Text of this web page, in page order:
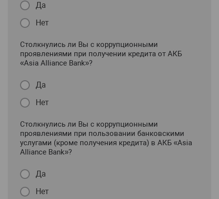
Да
Нет
Столкнулись ли Вы с коррупционными
проявлениями при получении кредита от АКБ
«Asia Alliance Bank»?
Да
Нет
Столкнулись ли Вы с коррупционными
проявлениями при пользовании банковскими
услугами (кроме получения кредита) в АКБ «Asia
Alliance Bank»?
Да
Нет